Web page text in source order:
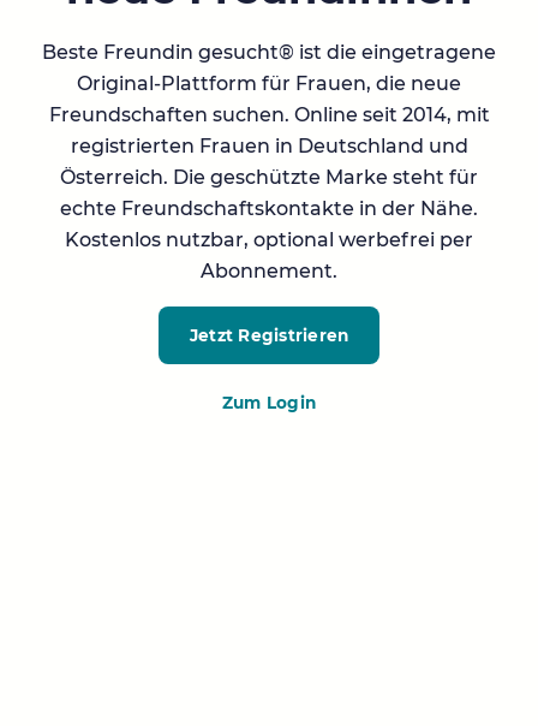
Beste Freundin gesucht® ist die eingetragene
Original-Plattform für Frauen, die neue
Freundschaften suchen. Online seit 2014, mit
registrierten Frauen in Deutschland und
Österreich. Die geschützte Marke steht für
echte Freundschaftskontakte in der Nähe.
Kostenlos nutzbar, optional werbefrei per
Abonnement.
Jetzt Registrieren
Zum Login